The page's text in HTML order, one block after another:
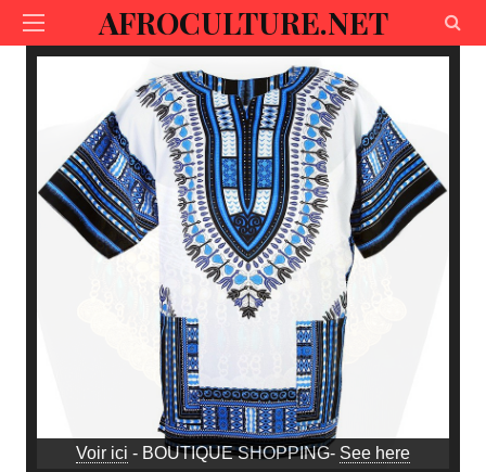
AFROCULTURE.NET
Voir ici - BOUTIQUE SHOPPING- See here